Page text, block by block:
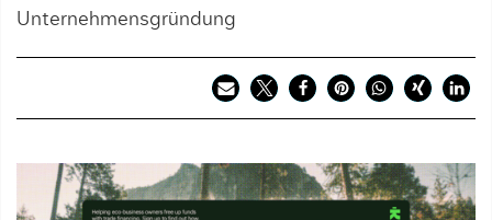
Unternehmensgründung